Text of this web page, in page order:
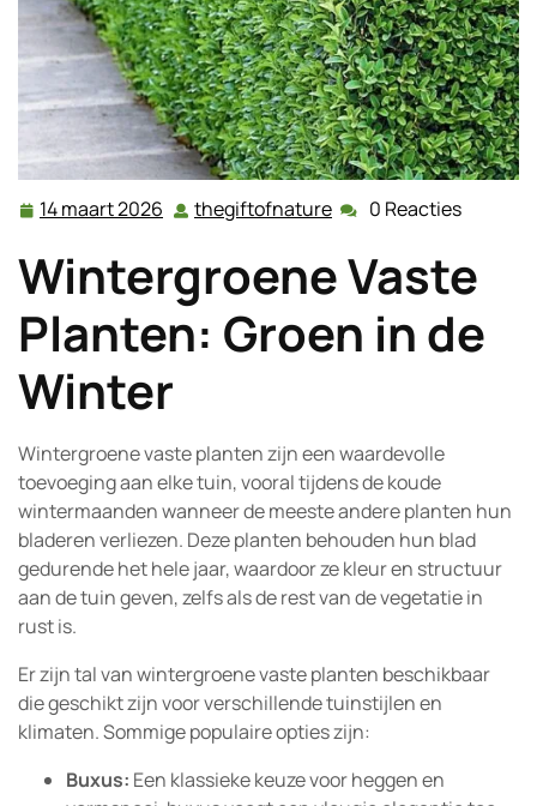
14 maart 2026 14
2026
thegiftofnature thegiftofnature
0 Reacties
Wintergroene Vaste
Planten: Groen in de
Winter
Wintergroene vaste planten zijn een waardevolle
toevoeging aan elke tuin, vooral tijdens de koude
wintermaanden wanneer de meeste andere planten hun
bladeren verliezen. Deze planten behouden hun blad
gedurende het hele jaar, waardoor ze kleur en structuur
aan de tuin geven, zelfs als de rest van de vegetatie in
rust is.
Er zijn tal van wintergroene vaste planten beschikbaar
die geschikt zijn voor verschillende tuinstijlen en
klimaten. Sommige populaire opties zijn:
Buxus: Een klassieke keuze voor heggen en